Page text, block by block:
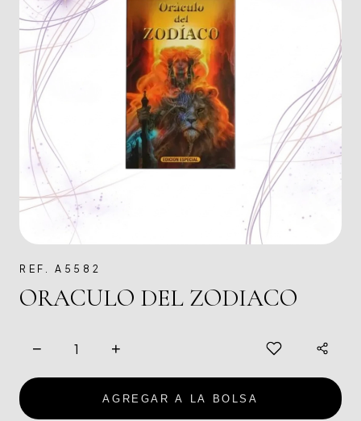
REF. A5582
ORACULO DEL ZODIACO
− +
AGREGAR A LA BOLSA